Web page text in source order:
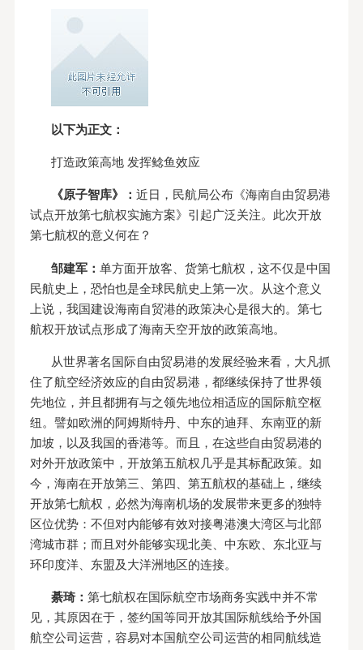
以下为正文：
打造政策高地 发挥鲶鱼效应
《原子智库》：近日，民航局公布《海南自由贸易港
试点开放第七航权实施方案》引起广泛关注。此次开放
第七航权的意义何在？
邹建军：单方面开放客、货第七航权，这不仅是中国
民航史上，恐怕也是全球民航史上第一次。从这个意义
上说，我国建设海南自贸港的政策决心是很大的。第七
航权开放试点形成了海南天空开放的政策高地。
从世界著名国际自由贸易港的发展经验来看，大凡抓
住了航空经济效应的自由贸易港，都继续保持了世界领
先地位，并且都拥有与之领先地位相适应的国际航空枢
纽。譬如欧洲的阿姆斯特丹、中东的迪拜、东南亚的新
加坡，以及我国的香港等。而且，在这些自由贸易港的
对外开放政策中，开放第五航权几乎是其标配政策。如
今，海南在开放第三、第四、第五航权的基础上，继续
开放第七航权，必然为海南机场的发展带来更多的独特
区位优势：不但对内能够有效对接粤港澳大湾区与北部
湾城市群；而且对外能够实现北美、中东欧、东北亚与
环印度洋、东盟及大洋洲地区的连接。
綦琦：第七航权在国际航空市场商务实践中并不常
见，其原因在于，签约国等同开放其国际航线给予外国
航空公司运营，容易对本国航空公司运营的相同航线造